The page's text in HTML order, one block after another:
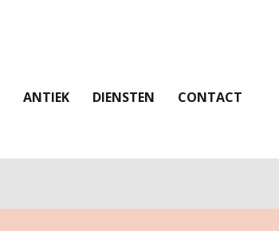
ANTIEK DIENSTEN CONTACT